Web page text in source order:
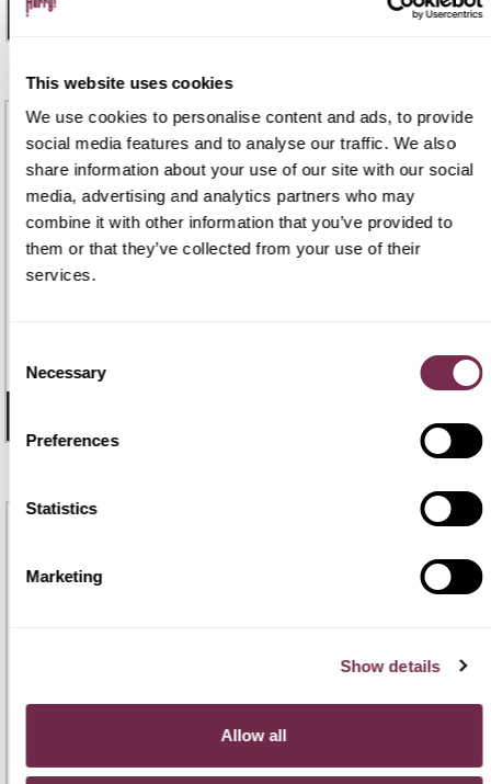
This website uses cookies
We use cookies to personalise content and ads, to provide
social media features and to analyse our traffic. We also
share information about your use of our site with our social
media, advertising and analytics partners who may
combine it with other information that you’ve provided to
them or that they’ve collected from your use of their
services.
Selection
Necessary
Preferences
Statistics
Marketing
Show details
Allow all
- 19 GIORNI DISPONIBILI
/mese i.e.
36 mesi |30.000 Km